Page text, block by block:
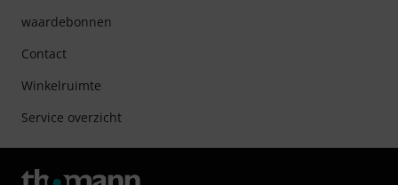
waardebonnen
Contact
Winkelruimte
Service overzicht